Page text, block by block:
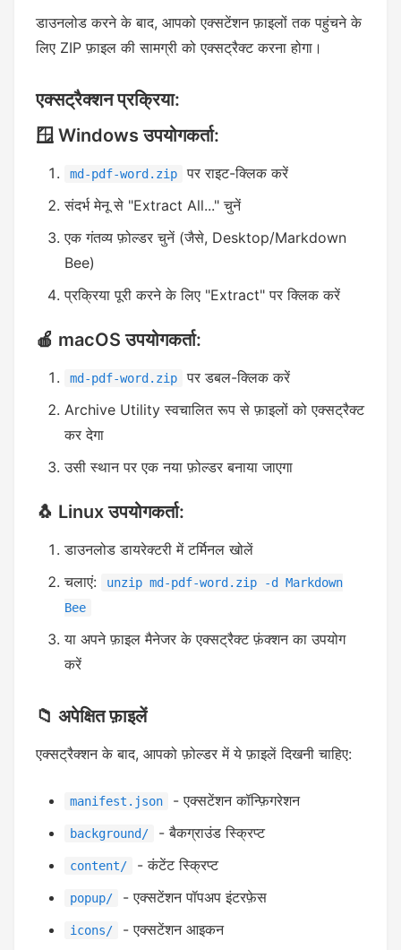
डाउनलोड करने के बाद, आपको एक्सटेंशन फ़ाइलों तक पहुंचने के
लिए ZIP फ़ाइल की सामग्री को एक्सट्रैक्ट करना होगा।
एक्सट्रैक्शन प्रक्रिया:
🪟 Windows उपयोगकर्ता:
md-pdf-word.zip
पर राइट-क्लिक करें
संदर्भ मेनू से "Extract All..." चुनें
एक गंतव्य फ़ोल्डर चुनें (जैसे, Desktop/Markdown
Bee)
प्रक्रिया पूरी करने के लिए "Extract" पर क्लिक करें
🍎 macOS उपयोगकर्ता:
md-pdf-word.zip
पर डबल-क्लिक करें
Archive Utility स्वचालित रूप से फ़ाइलों को एक्सट्रैक्ट
कर देगा
उसी स्थान पर एक नया फ़ोल्डर बनाया जाएगा
🐧 Linux उपयोगकर्ता:
डाउनलोड डायरेक्टरी में टर्मिनल खोलें
चलाएं:
unzip md-pdf-word.zip -d Markdown
Bee
या अपने फ़ाइल मैनेजर के एक्सट्रैक्ट फ़ंक्शन का उपयोग
करें
📁 अपेक्षित फ़ाइलें
एक्सट्रैक्शन के बाद, आपको फ़ोल्डर में ये फ़ाइलें दिखनी चाहिए:
manifest.json - एक्सटेंशन कॉन्फ़िगरेशन
background/ - बैकग्राउंड स्क्रिप्ट
content/ - कंटेंट स्क्रिप्ट
popup/ - एक्सटेंशन पॉपअप इंटरफ़ेस
icons/ - एक्सटेंशन आइकन